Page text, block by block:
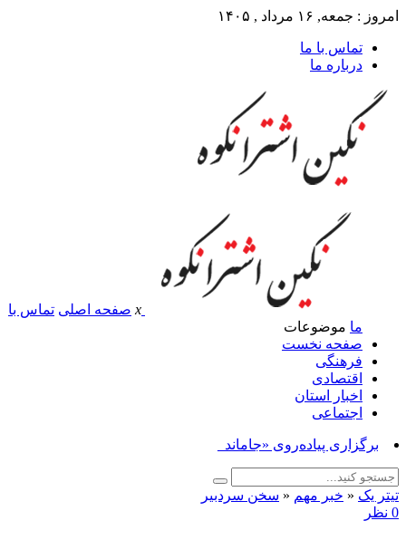
امروز : جمعه, ۱۶ مرداد , ۱۴۰۵
تماس با ما
درباره ما
x صفحه اصلی تماس با
ما موضوعات
صفحه نخست
فرهنگی
اقتصادی
اخبار استان
اجتماعی
برگزاری پیاده‌روی «جاماندگان ارب_
تیتر یک « خبر مهم « سخن سردبیر
0 نظر